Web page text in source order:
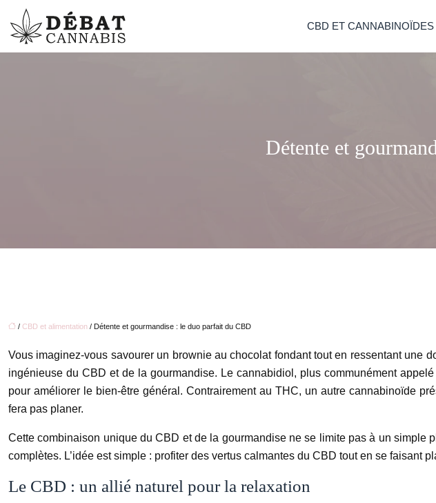
CBD ET CANNABINOÏDES
Détente et
/ CBD et alimentation / Détente et gourmandise : le duo parfait du CBD
Vous imaginez-vous savourer un brownie au chocolat fondant tout en ressentant une
ingénieuse du CBD et de la gourmandise. Le cannabidiol, plus communément
pour améliorer le bien-être général. Contrairement au THC, un autre cannabinoïde
fera pas planer.
Cette combinaison unique du CBD et de la gourmandise ne se limite pas à un
complètes. L’idée est simple : profiter des vertus calmantes du CBD tout en se faisant
Le CBD : un allié naturel pour la relaxation